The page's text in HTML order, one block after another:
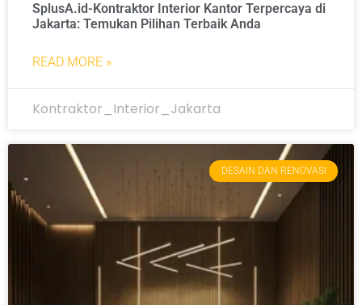
SplusA.id-Kontraktor Interior Kantor Terpercaya di
Jakarta: Temukan Pilihan Terbaik Anda
READ MORE »
Kontraktor_Interior_Jakarta
DESAIN DAN RENOVASI